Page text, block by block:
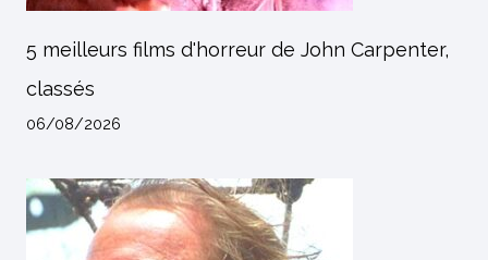
5 meilleurs films d'horreur de John Carpenter,
classés
06/08/2026